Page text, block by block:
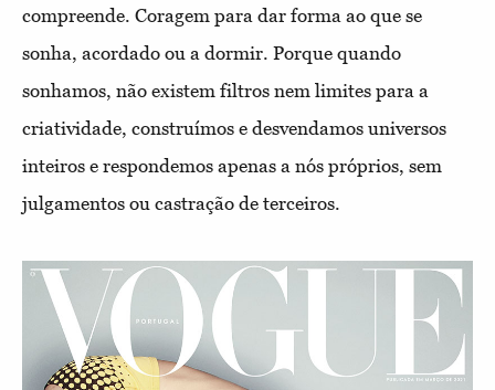
compreende. Coragem para dar forma ao que se
sonha, acordado ou a dormir. Porque quando
sonhamos, não existem filtros nem limites para a
criatividade, construímos e desvendamos universos
inteiros e respondemos apenas a nós próprios, sem
julgamentos ou castração de terceiros.